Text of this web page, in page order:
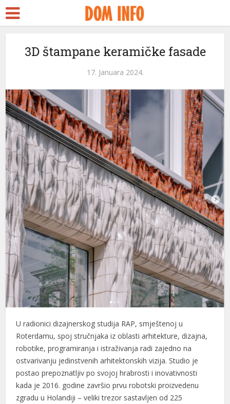
3D štampane keramičke fasade
17. Januara 2024.
U radionici dizajnerskog studija RAP, smještenoj u
Roterdamu, spoj stručnjaka iz oblasti arhitekture, dizajna,
robotike, programiranja i istraživanja radi zajedno na
ostvarivanju jedinstvenih arhitektonskih vizija. Studio je
postao prepoznatljiv po svojoj hrabrosti i inovativnosti
kada je 2016. godine završio prvu robotski proizvedenu
zgradu u Holandiji – veliki trezor sastavljen od 225